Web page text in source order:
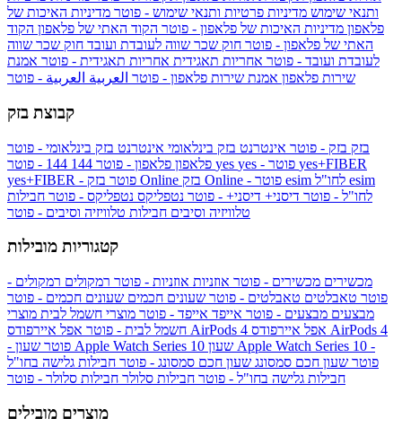
ותנאי שימוש מדיניות פרטיות ותנאי שימוש - פוטר מדיניות האיכות של
פלאפון מדיניות האיכות של פלאפון - פוטר הקוד האתי של פלאפון הקוד
האתי של פלאפון - פוטר חוק שכר שווה לעובדת ועובד חוק שכר שווה
לעובדת ועובד - פוטר אחריות תאגידית אחריות תאגידית - פוטר אמנת
שירות פלאפון אמנת שירות פלאפון - פוטר العربية العربية - פוטר
קבוצת בזק
בזק בזק - פוטר אינטרנט בזק בינלאומי אינטרנט בזק בינלאומי - פוטר
פלאפון פלאפון - פוטר 144 yes
yes+FIBER
yes+FIBER - פוטר בזק Online
esim
לחו"ל - פוטר דיסני+ דיסני+ - פוטר נטפליקס נטפליקס - פוטר חבילות
טלוויזיה וסיבים חבילות טלוויזיה וסיבים - פוטר
קטגוריות מובילות
מכשירים מכשירים - פוטר אוזניות אוזניות - פוטר רמקולים רמקולים -
פוטר טאבלטים טאבלטים - פוטר שעונים חכמים שעונים חכמים - פוטר
מבצעים מבצעים - פוטר אייפד אייפד - פוטר מוצרי חשמל לבית מוצרי
חשמל לבית - פוטר אפל איירפודס AirPods 4 אפל איירפודס AirPods 4
- פוטר שעון Apple Watch Series 10 שעון Apple Watch Series 10 -
פוטר שעון חכם סמסונג שעון חכם סמסונג - פוטר חבילות גלישה בחו"ל
חבילות גלישה בחו"ל - פוטר חבילות סלולר חבילות סלולר - פוטר
מוצרים מובילים